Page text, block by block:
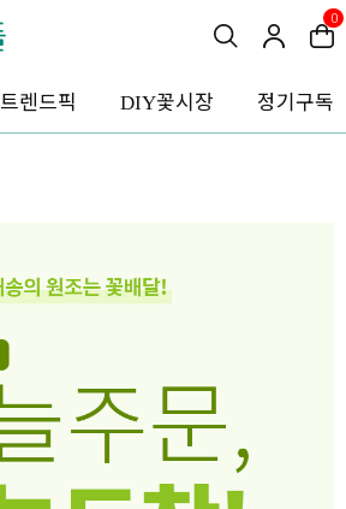
0
트렌드픽 DIY꽃시장 정기구독